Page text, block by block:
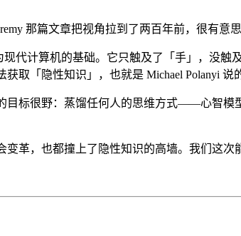
那篇文章把视角拉到了两百年前，很有意思
代计算机的基础。它只触及了「手」，没触
「隐性知识」，也就是 Michael Polanyi 说
目标很野：蒸馏任何人的思维方式——心智
革，也都撞上了隐性知识的高墙。我们这次